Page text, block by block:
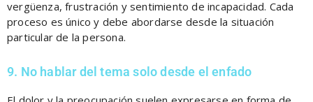
vergüenza, frustración y sentimiento de incapacidad. Cada
proceso es único y debe abordarse desde la situación
particular de la persona.
9. No hablar del tema solo desde el enfado